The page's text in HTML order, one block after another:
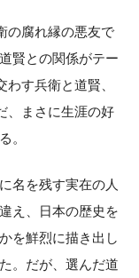
の腐れ縁の悪友で
賢との関係がテー
す兵衛と道賢、
、まさに生涯の好
。
名を残す実在の人
え、日本の歴史を
を鮮烈に描き出し
。だが、選んだ道